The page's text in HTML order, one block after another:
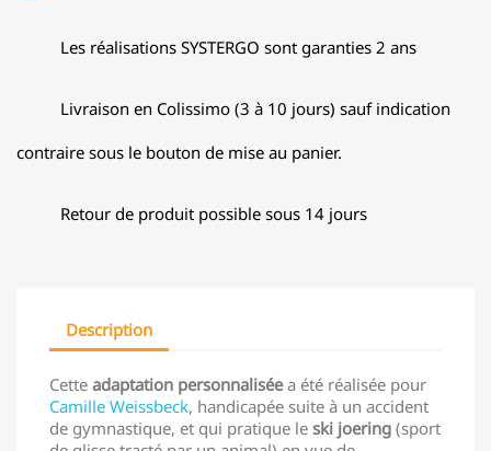
Les réalisations SYSTERGO sont garanties 2 ans
Livraison en Colissimo (3 à 10 jours) sauf indication
contraire sous le bouton de mise au panier.
Retour de produit possible sous 14 jours
Description
Cette adaptation personnaliséea été réalisée pour
Camille Weissbeck, handicapée suite à un accident
de gymnastique, et qui pratique le ski joering (sport